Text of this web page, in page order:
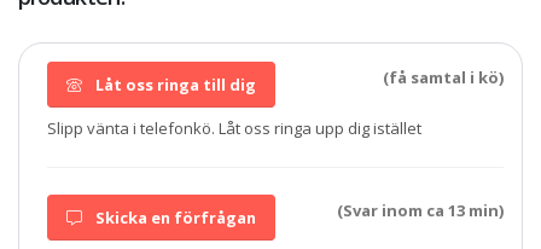
Låt oss ringa till dig (få samtal i kö)
Slipp vänta i telefonkö. Låt oss ringa upp dig istället
Skicka en förfrågan (Svar inom ca 13 min)